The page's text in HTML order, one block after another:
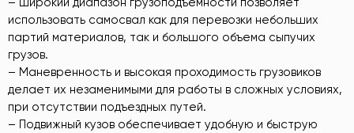
использовать самосвал как для перевозки небольших
партий материалов, так и большого объема сыпучих
грузов.
– Маневренность и высокая проходимость грузовиков
делает их незаменимыми для работы в сложных условиях,
при отсутствии подъездных путей.
– Подвижный кузов обеспечивает удобную и быструю